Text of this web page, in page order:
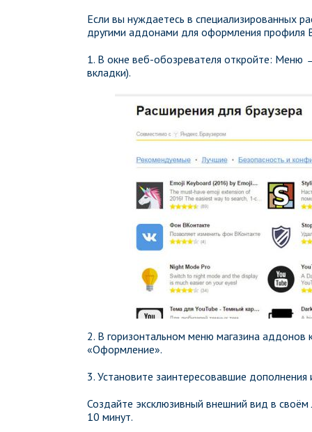
Если вы нуждаетесь в специализированных
другими аддонами для оформления профиля
1. В окне веб-обозревателя откройте:
вкладки).
2. В горизонтальном меню магазина
«Оформление».
3. Установите заинтересовавшие дополнения
Создайте эксклюзивный внешний вид в
10 минут.